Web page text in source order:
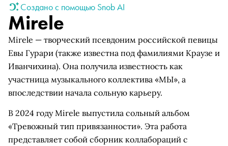
Создано с помощью Snob AI
Mirele
Mirele — творческий псевдоним российской певицы
Евы Гурари (также известна под фамилиями Краузе и
Иванчихина). Она получила известность как
участница музыкального коллектива «МЫ», а
впоследствии начала сольную карьеру.
В 2024 году Mirele выпустила сольный альбом
«Тревожный тип привязанности». Эта работа
представляет собой сборник коллабораций с